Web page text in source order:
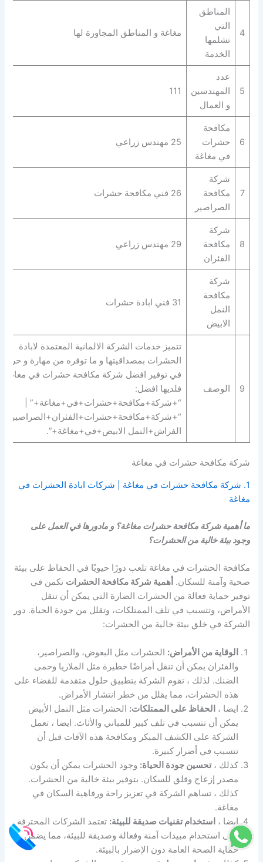
4
المناطق
التي
تشلمها
الخدمة
مغاغة و المناطق المجاورة لها
5
عدد
المهندسين
و العمال
111
6
مكافحة
حشرات
في مغاغة
25 مهندس زراعي
7
شركة
مكافحة
الصراصير
26 فني مكافحة حشرات
8
شركة
مكافحة
الفئران
29 مهندس زراعي
شركة
مكافحة
النمل
الابيض
31 فني ابادة حشرات
9 الوصف
تتميز خدمات الشركة الالمانية المعتمدة لابادة
الحشرات بمصداقيتها و ما توفره من مهارة و حرفية
في توفير افضل شركة مكافحة حشرات في مغاغة
فلديها افضل:
“+شركة+مكافحة+حشرات+في+مغاغة+” |
الفراش+النمل الابيض+في+مغاغة+”.
شركة مكافحة حشرات في مغاغة
1. شركة مكافحة حشرات في مغاغة | شركات ابادة الحشرات في
مغاغة
ما أهمية شركة مكافحة حشرات مغاغة؟ و مادورها في العمل على
وجود بيئة خالية من الحشرات؟
مكافحة الحشرات في مغاغة تلعب دورًا حيويًا في الحفاظ على بيئة
صحية وآمنة للسكان. أهمية شركة مكافحة الحشرات تكمن في
توفير حماية فعالة من الحشرات الضارة التي يمكن أن تنقل
الأمراض، وتتسبب في تلف الممتلكات، وتقلل من جودة الحياة. دور
الشركة في خلق بيئة خالية من الحشرات:
الوقاية من الأمراض: الحشرات مثل البعوض، والصراصير،
والفئران يمكن أن تنقل أمراضًا خطيرة مثل الملاريا وحمى
الضنك. لذلك ، تقوم الشركة بتطبيق حلول متقدمة للقضاء على
هذه الحشرات، مما يقلل من خطر انتشار الأمراض.
ايضا ، الحفاظ على الممتلكات: الحشرات مثل النمل الأبيض
يمكن أن تتسبب في تلف كبير للمباني والأثاث. ايضا ، تعمل
الشركة على الكشف المبكر ومكافحة هذه الآفات قبل أن
تتسبب في أضرار كبيرة.
كذلك ،تحسين جودة الحياة: وجود الحشرات يمكن أن يكون
مصدر إزعاج وقلق للسكان. بتوفير بيئة خالية من الحشرات.
كذلك ، تساهم الشركة في تعزيز راحة ورفاهية السكان في
مغاغة.
ايضا ، استخدام تقنيات صديقة للبيئة: تعتمد الشركات المحترفة
على استخدام مبيدات آمنة وفعالة وصديقة للبيئة، مما يضمن
حماية الصحة العامة دون الإضرار بالبيئة.